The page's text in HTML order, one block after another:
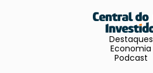
Destaques
Economia
Podcast